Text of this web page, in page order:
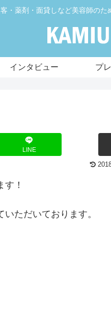
・薬剤・面貸しなど美容師のた
インタビュー プ
LINE
！
ただいております。